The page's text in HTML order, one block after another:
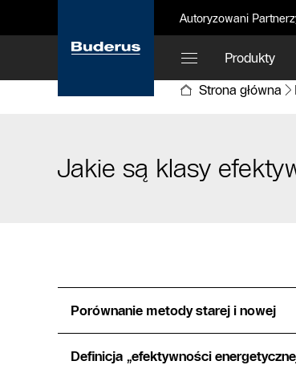
Autoryzowani
Produkty
Strona główna
Jakie są klasy
Porównanie metody starej i nowej
Definicja „efektywności